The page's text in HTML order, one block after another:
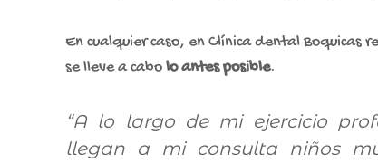
En cualquier caso, en Clínica dental
se lleve a cabolo antes posible.
“A lo largo de mi ejercicio
llegan a mi consulta niños